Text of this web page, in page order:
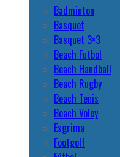
Badminton
Basquet
Basquet 3×3
Beach Futbol
Beach Handball
Beach Rugby
Beach Tenis
Beach Voley
Esgrima
Footgolf